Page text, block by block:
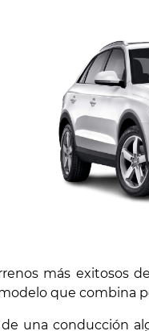
más exitosos
que combina
una conducción